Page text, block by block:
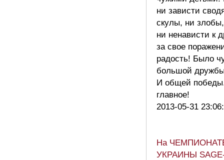
ни зависти
скулы, ни злобы,
ни ненависти к
за свое
радость! Было
большой
И общей
главное!
2013-05-31
На
УКРАИНЫ